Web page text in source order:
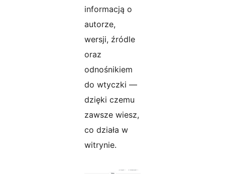
informacją o
autorze,
wersji, źródle
oraz
odnośnikiem
do wtyczki —
dzięki czemu
zawsze wiesz,
co działa w
witrynie.